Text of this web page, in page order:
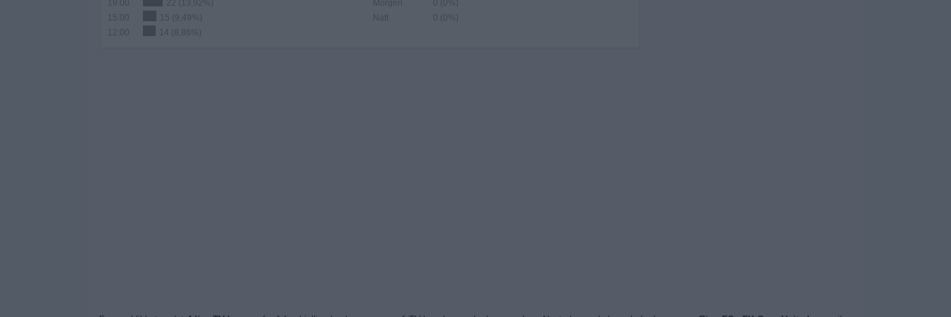
19:00
22 (13,92%)
15:00
15 (9,49%)
12:00
14 (8,86%)
Morgen
0 (0%)
Natt
0 (0%)